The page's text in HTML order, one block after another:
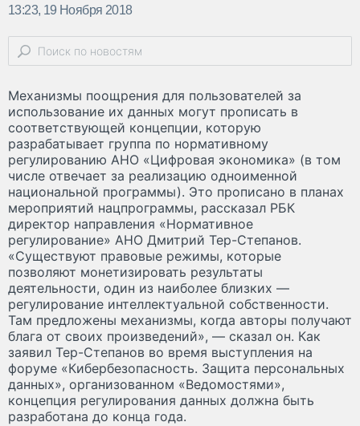
13:23, 19 Ноября 2018
Механизмы поощрения для пользователей за
использование их данных могут прописать в
соответствующей концепции, которую
разрабатывает группа по нормативному
регулированию АНО «Цифровая экономика» (в том
числе отвечает за реализацию одноименной
национальной программы). Это прописано в планах
мероприятий нацпрограммы, рассказал РБК
директор направления «Нормативное
регулирование» АНО Дмитрий Тер-Степанов.
«Существуют правовые режимы, которые
позволяют монетизировать результаты
деятельности, один из наиболее близких —
регулирование интеллектуальной собственности.
Там предложены механизмы, когда авторы получают
блага от своих произведений», — сказал он. Как
заявил Тер-Степанов во время выступления на
форуме «Кибербезопасность. Защита персональных
данных», организованном «Ведомостями»,
концепция регулирования данных должна быть
разработана до конца года.